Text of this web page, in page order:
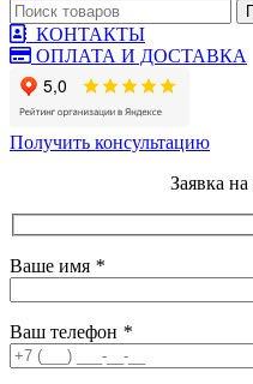
КОНТАКТЫ
ОПЛАТА И ДОСТАВКА
Получить консультацию
Заявка
Ваше имя *
Ваш телефон *